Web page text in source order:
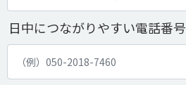
日中につながりやすい電話番号